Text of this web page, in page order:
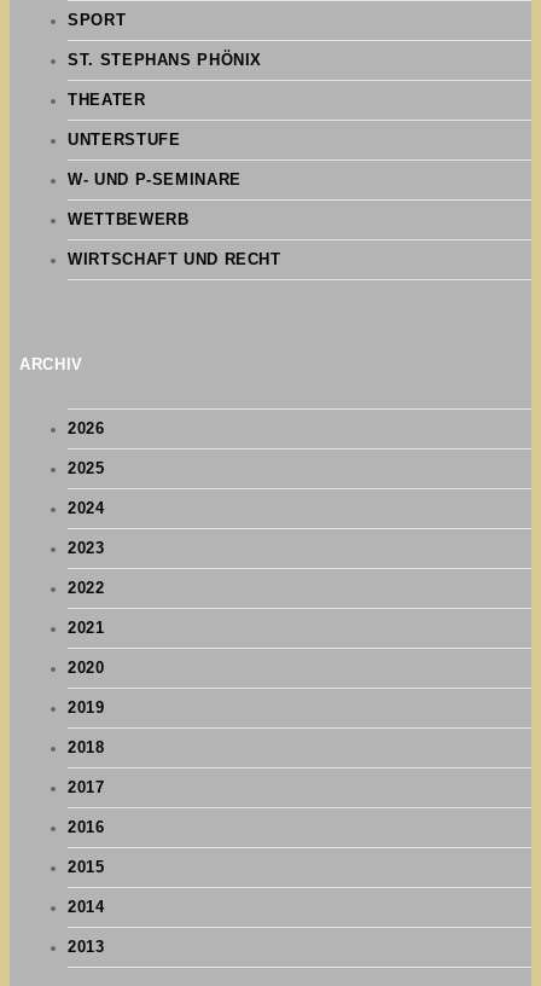
SPORT
ST. STEPHANS PHÖNIX
THEATER
UNTERSTUFE
W- UND P-SEMINARE
WETTBEWERB
WIRTSCHAFT UND RECHT
ARCHIV
2026
2025
2024
2023
2022
2021
2020
2019
2018
2017
2016
2015
2014
2013